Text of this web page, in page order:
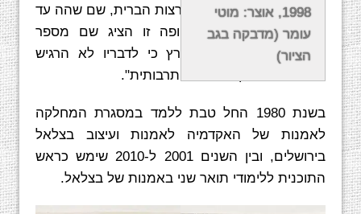
1998, אוצר: מוטי
עומר (מדבקה בגב
הציור)
בשנת 1978 נסע טבת לארצות הברית, שם שהה עד
שנת 1980. במהלך תקופה זו הציג שם מספר
תערוכות, אולם חזר לארץ כי לדבריו לא הרגיש
שהיה שם "חלק ממערכת תרבותית".‏
בשנת 1980 החל טבת ללמד במסגרת המחלקה
לאמנות של האקדמיה לאמנות ועיצוב בצלאל
בירושלים, ובין השנים 2001 ל-2010 שימש כראש
התוכנית ללימודי תואר שני באמנות של בצלאל.